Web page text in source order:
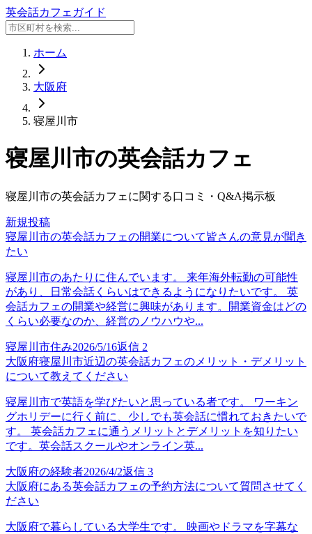
英会話カフェガイド
ホーム
大阪府
寝屋川市
寝屋川市の英会話カフェ
寝屋川市の英会話カフェに関する口コミ・Q&A掲示板
新規投稿
寝屋川市の英会話カフェの開業について皆さんの意見が聞き
たい
寝屋川市のあたりに住んでいます。 来年海外転勤の可能性
があり、日常会話くらいはできるようになりたいです。 英
会話カフェの開業や経営に興味があります。開業資金はどの
くらい必要なのか、経営のノウハウや...
寝屋川市住み2026/5/16返信 2
大阪府寝屋川市近辺の英会話カフェのメリット・デメリット
について教えてください
寝屋川市で英語を学びたいと思っている者です。 ワーキン
グホリデーに行く前に、少しでも英会話に慣れておきたいで
す。 英会話カフェに通うメリットとデメリットを知りたい
です。英会話スクールやオンライン英...
大阪府の経験者2026/4/2返信 3
大阪府にある英会話カフェの予約方法について質問させてく
ださい
大阪府で暮らしている大学生です。 映画やドラマを字幕な